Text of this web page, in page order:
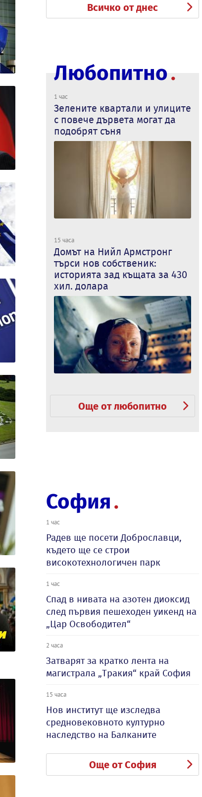
Всичко от днес
Любопитно
1 час
Зелените квартали и улиците
с повече дървета могат да
подобрят съня
15 часа
Домът на Нийл Армстронг
търси нов собственик:
историята зад къщата за 430
хил. долара
Още от любопитно
София
1 час
Радев ще посети Доброславци,
където ще се строи
високотехнологичен парк
1 час
Спад в нивата на азотен диоксид
след първия пешеходен уикенд на
„Цар Освободител“
2 часа
Затварят за кратко лента на
магистрала „Тракия“ край София
15 часа
Нов институт ще изследва
средновековното културно
наследство на Балканите
Още от София